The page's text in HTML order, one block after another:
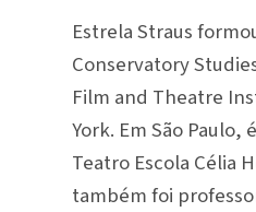
Estrela Straus
Conservatory
Film and Theatre
York. Em São Paulo,
Teatro Escola Célia
também foi